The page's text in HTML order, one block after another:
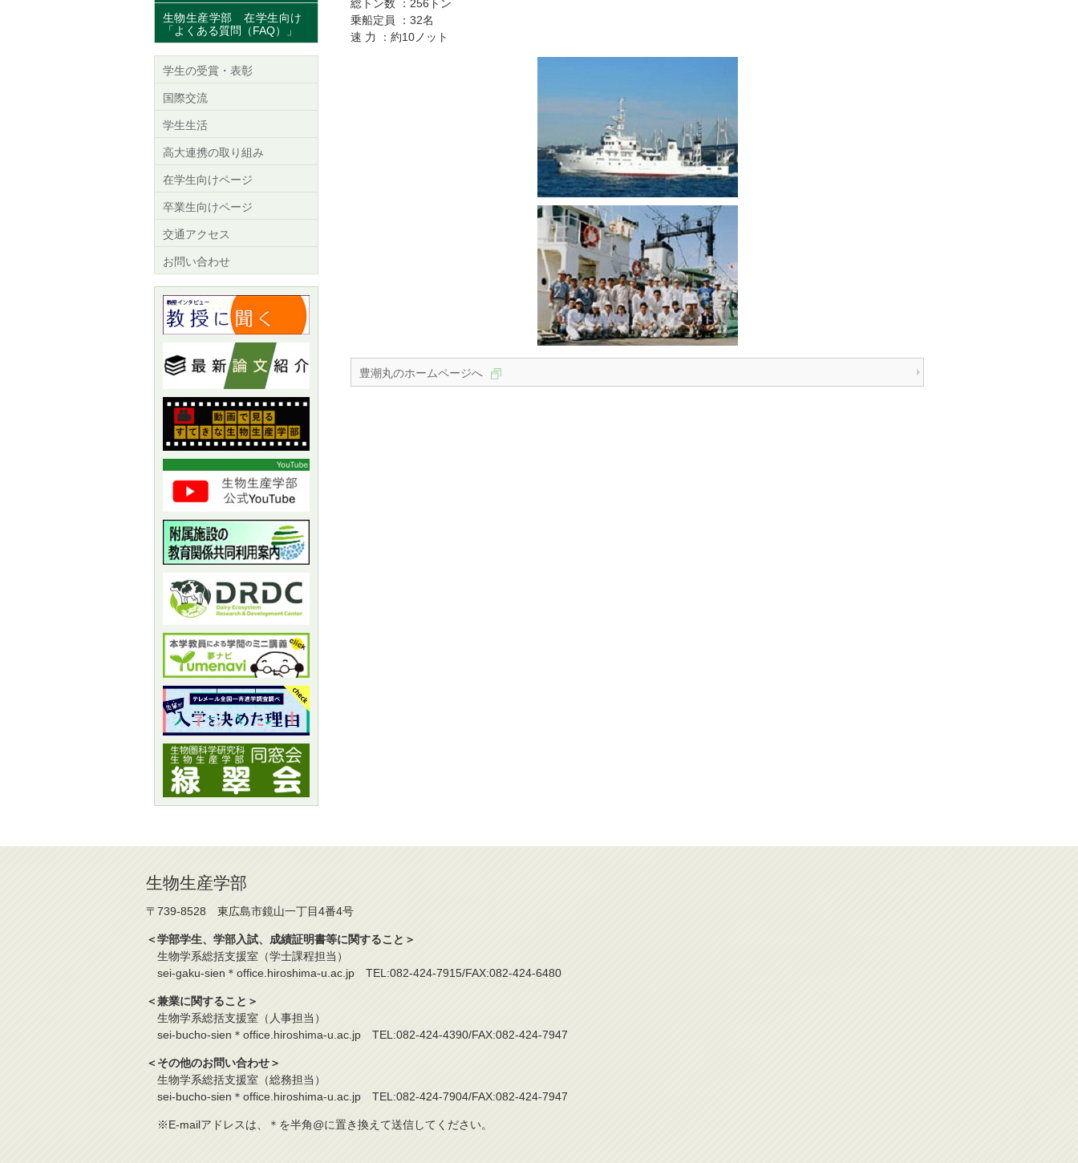
総トン数 ：256トン
乗船定員 ：32名
速 力 ：約10ノット
豊潮丸のホームページへ
生物生産学部 在学生向け
「よくある質問（FAQ）」
学生の受賞・表彰
国際交流
学生生活
高大連携の取り組み
在学生向けページ
卒業生向けページ
交通アクセス
お問い合わせ
生物生産学部
〒739-8528 東広島市鏡山一丁目4番4号
＜学部学生、学部入試、成績証明書等に関すること＞
生物学系総括支援室（学士課程担当）
sei-gaku-sien＊office.hiroshima-u.ac.jp TEL:082-424-7915/FAX:082-424-6480
＜兼業に関すること＞
生物学系総括支援室（人事担当）
sei-bucho-sien＊office.hiroshima-u.ac.jp TEL:082-424-4390/FAX:082-424-7947
＜その他のお問い合わせ＞
生物学系総括支援室（総務担当）
sei-bucho-sien＊office.hiroshima-u.ac.jp TEL:082-424-7904/FAX:082-424-7947
※E-mailアドレスは、＊を半角@に置き換えて送信してください。